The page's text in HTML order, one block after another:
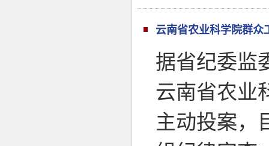
云南省农业科学院群众
据省纪委监
云南省农业
主动投案，